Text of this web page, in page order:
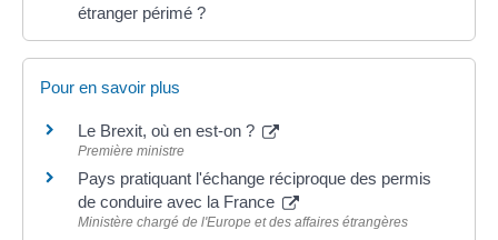
étranger périmé ?
Pour en savoir plus
Le Brexit, où en est-on ?
Première ministre
Pays pratiquant l'échange réciproque des permis
de conduire avec la France
Ministère chargé de l'Europe et des affaires étrangères